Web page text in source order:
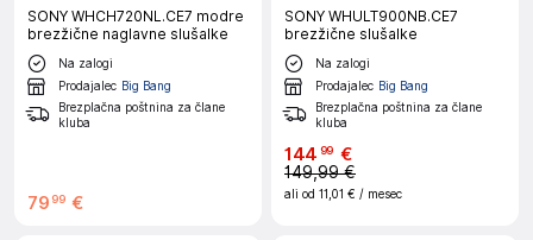
SONY WHCH720NL.CE7 modre
brezžične naglavne slušalke
Na zalogi
Prodajalec Big Bang
Brezplačna poštnina za člane
kluba
79 99 €
SONY WHULT900NB.CE7
brezžične slušalke
Na zalogi
Prodajalec Big Bang
Brezplačna poštnina za člane
kluba
144 99 €
149,99 €
ali od 11,01 € / mesec